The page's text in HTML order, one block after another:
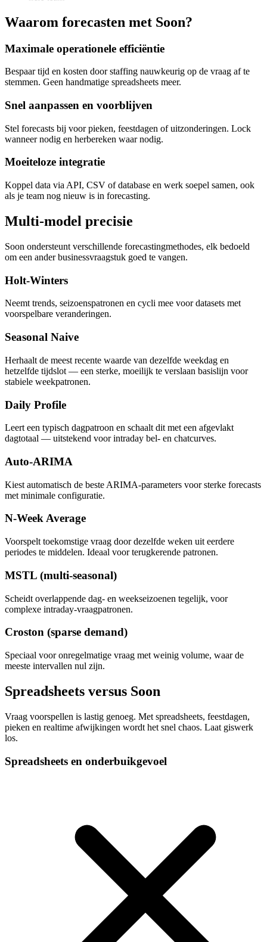
Waarom forecasten met Soon?
Maximale operationele efficiëntie
Bespaar tijd en kosten door staffing nauwkeurig op de vraag af te
stemmen. Geen handmatige spreadsheets meer.
Snel aanpassen en voorblijven
Stel forecasts bij voor pieken, feestdagen of uitzonderingen. Lock
wanneer nodig en herbereken waar nodig.
Moeiteloze integratie
Koppel data via API, CSV of database en werk soepel samen, ook
als je team nog nieuw is in forecasting.
Multi-model precisie
Soon ondersteunt verschillende forecastingmethodes, elk bedoeld
om een ander businessvraagstuk goed te vangen.
Holt-Winters
Neemt trends, seizoenspatronen en cycli mee voor datasets met
voorspelbare veranderingen.
Seasonal Naive
Herhaalt de meest recente waarde van dezelfde weekdag en
hetzelfde tijdslot — een sterke, moeilijk te verslaan basislijn voor
stabiele weekpatronen.
Daily Profile
Leert een typisch dagpatroon en schaalt dit met een afgevlakt
dagtotaal — uitstekend voor intraday bel- en chatcurves.
Auto-ARIMA
Kiest automatisch de beste ARIMA-parameters voor sterke forecasts
met minimale configuratie.
N-Week Average
Voorspelt toekomstige vraag door dezelfde weken uit eerdere
periodes te middelen. Ideaal voor terugkerende patronen.
MSTL (multi-seasonal)
Scheidt overlappende dag- en weekseizoenen tegelijk, voor
complexe intraday-vraagpatronen.
Croston (sparse demand)
Speciaal voor onregelmatige vraag met weinig volume, waar de
meeste intervallen nul zijn.
Spreadsheets versus Soon
Vraag voorspellen is lastig genoeg. Met spreadsheets, feestdagen,
pieken en realtime afwijkingen wordt het snel chaos. Laat giswerk
los.
Spreadsheets en onderbuikgevoel